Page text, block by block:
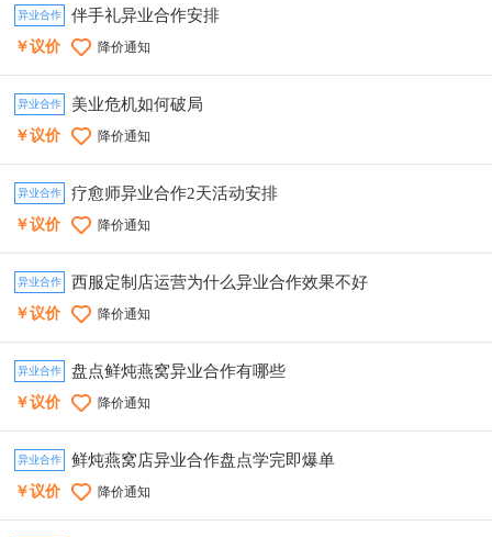
异业合作 伴手礼异业合作安排
￥议价 降价通知
异业合作 美业危机如何破局
￥议价 降价通知
异业合作 疗愈师异业合作2天活动安排
￥议价 降价通知
异业合作 西服定制店运营为什么异业合作效果不好
￥议价 降价通知
异业合作 盘点鲜炖燕窝异业合作有哪些
￥议价 降价通知
异业合作 鲜炖燕窝店异业合作盘点学完即爆单
￥议价 降价通知